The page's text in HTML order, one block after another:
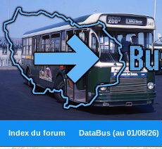
Index du forum DataBus (au 01/08/26)